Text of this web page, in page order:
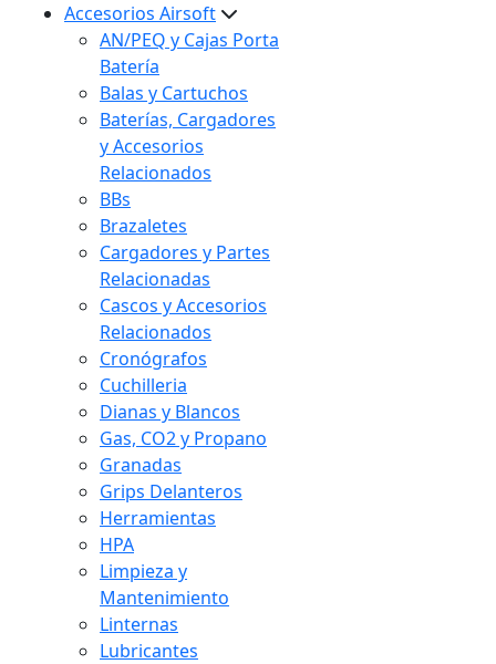
Accesorios Airsoft
AN/PEQ y Cajas Porta
Batería
Balas y Cartuchos
Baterías, Cargadores
y Accesorios
Relacionados
BBs
Brazaletes
Cargadores y Partes
Relacionadas
Cascos y Accesorios
Relacionados
Cronógrafos
Cuchilleria
Dianas y Blancos
Gas, CO2 y Propano
Granadas
Grips Delanteros
Herramientas
HPA
Limpieza y
Mantenimiento
Linternas
Lubricantes